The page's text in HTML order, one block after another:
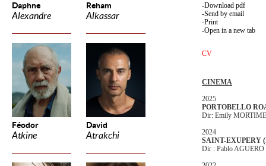
Daphne
Alexandre
Reham
Alkassar
Féodor
Atkine
David
Atrakchi
Download pdf
Send by email
Print
Open in a new tab
CV
CINEMA
2025
PORTOBELLO
Dir: Emily
2024
SAINT-EXUPERY
Dir : Pablo AGUERO